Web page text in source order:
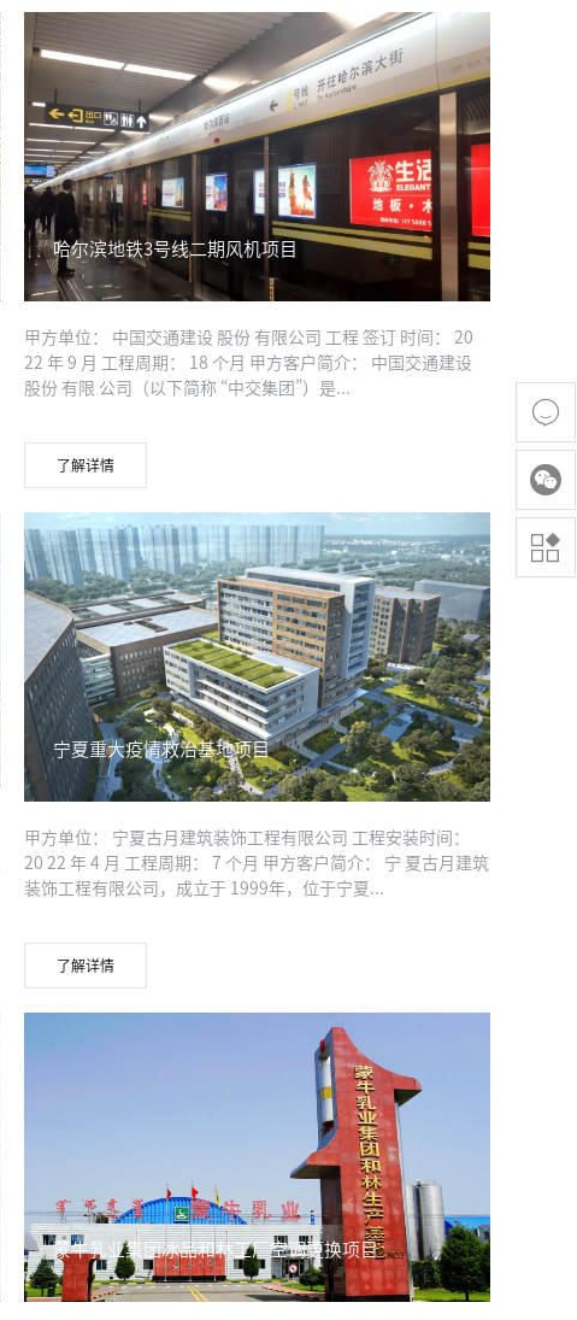
哈尔滨地铁3号线二期风机项目
甲方单位： 中国交通建设 股份 有限公司 工程 签订 时间： 20
22 年 9 月 工程周期： 18 个月 甲方客户简介： 中国交通建设
股份 有限 公司（以下简称 “中交集团”）是...
了解详情
宁夏重大疫情救治基地项目
甲方单位： 宁夏古月建筑装饰工程有限公司 工程安装时间：
20 22 年 4 月 工程周期： 7 个月 甲方客户简介： 宁 夏古月建筑
装饰工程有限公司，成立于 1999年，位于宁夏...
了解详情
蒙牛乳业集团冰品和林工厂空调更换项目


